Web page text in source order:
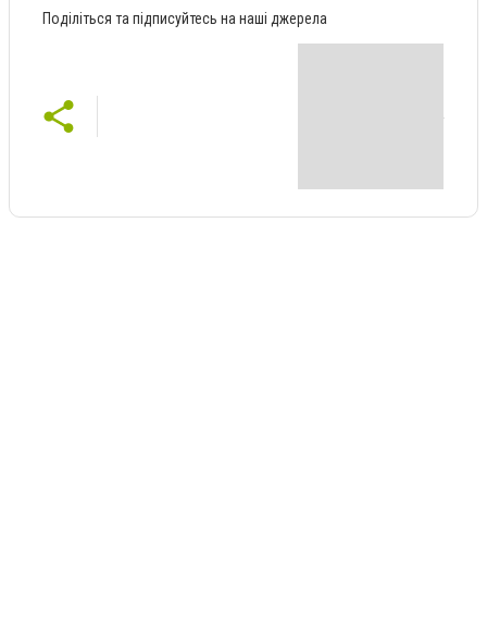
Поділіться та підписуйтесь на наші джерела